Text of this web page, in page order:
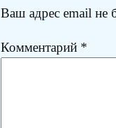
Ваш адрес email не
Комментарий *